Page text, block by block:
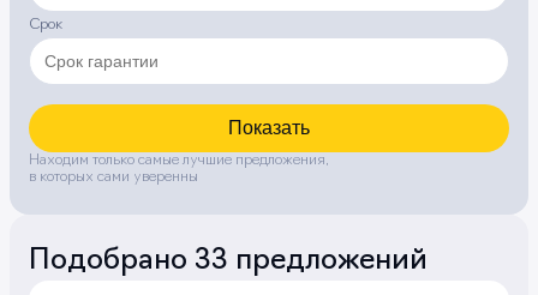
Срок
Показать
Находим только самые лучшие предложения,
в которых сами уверенны
Подобрано 33 предложений